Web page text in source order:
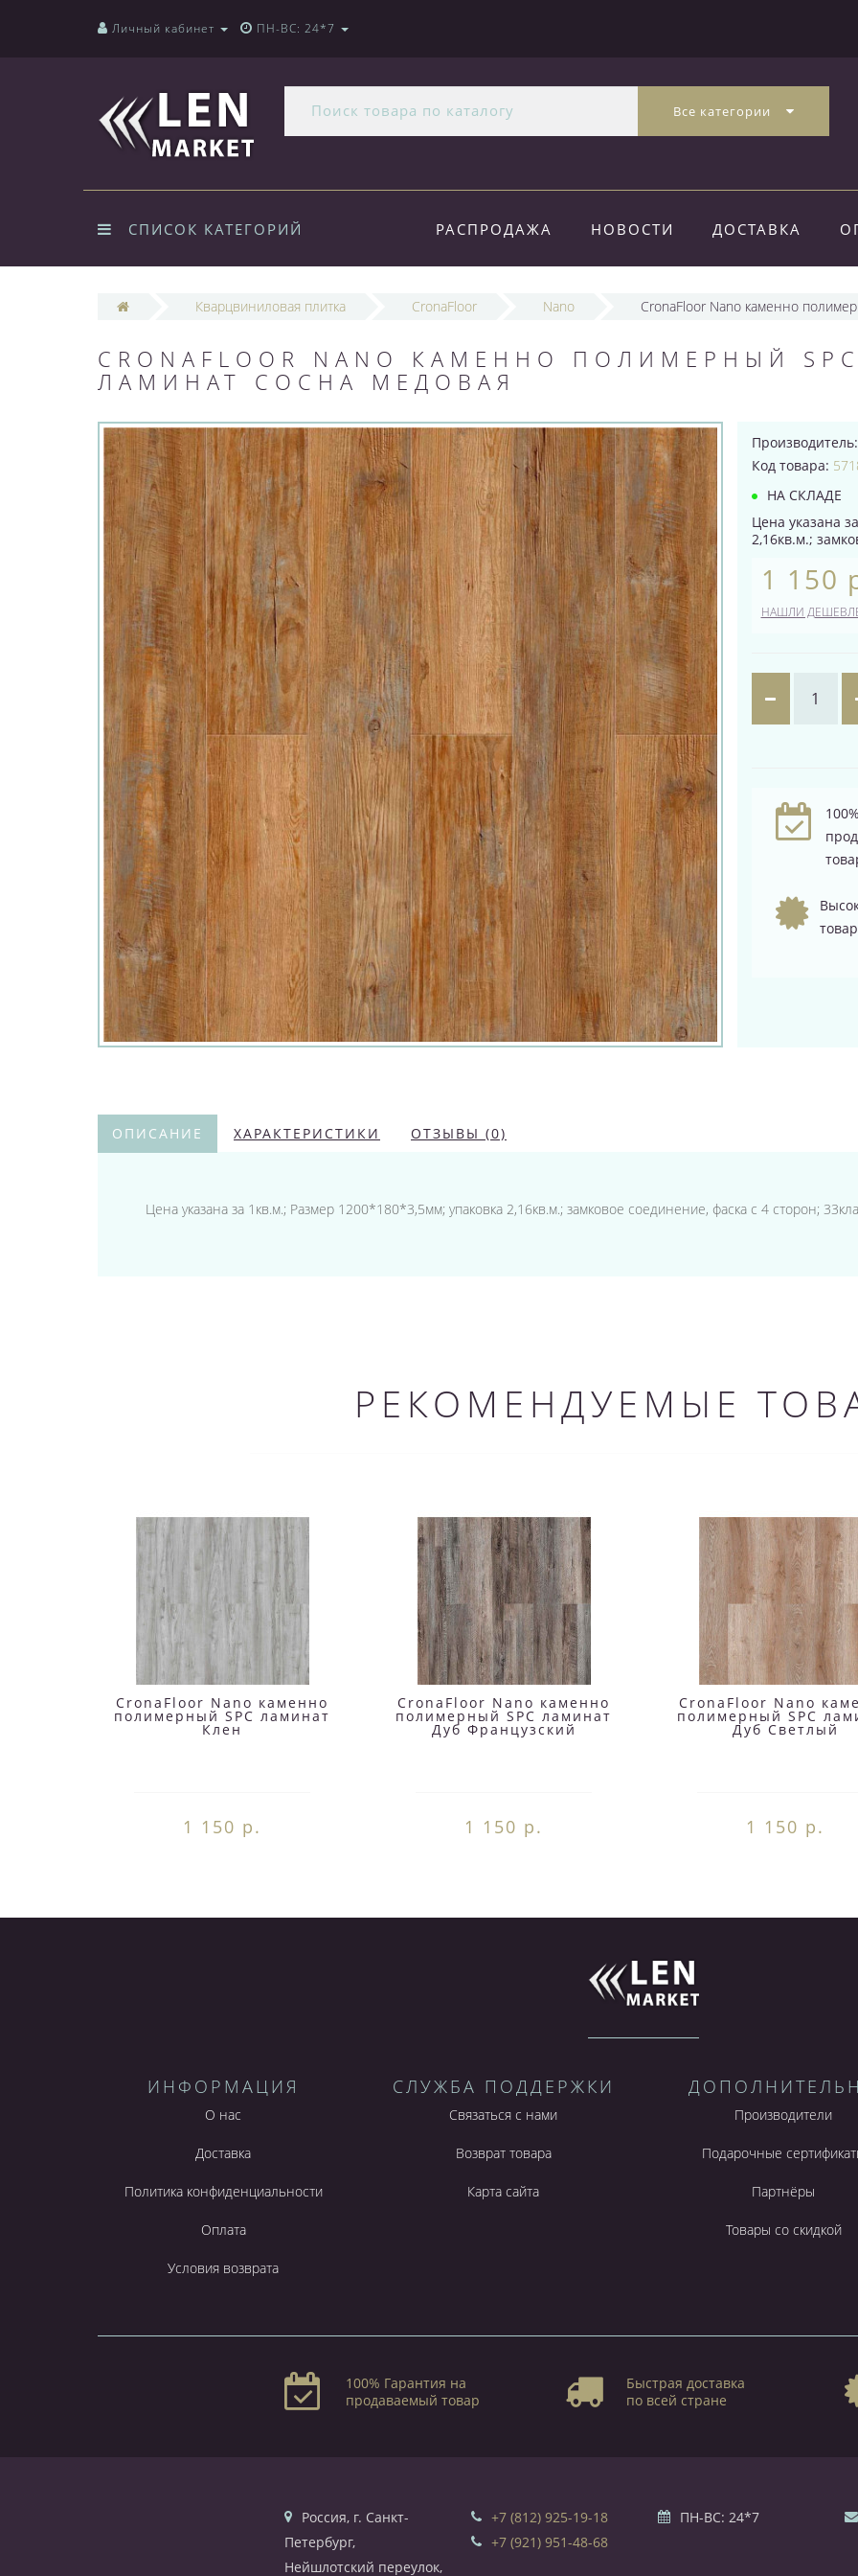
Личный кабинет ПН-ВС: 24*7
Все категории
СПИСОК КАТЕГОРИЙ РАСПРОДАЖА НОВОСТИ ДОСТАВКА
Кварцвиниловая плитка CronaFloor Nano CronaFloor Nano каменно
CRONAFLOOR NANO КАМЕННО ПОЛИМЕРНЫЙ SPC
ЛАМИНАТ СОСНА МЕДОВАЯ
Производитель:
Код товара:
НА СКЛАДЕ
Цена указана
2,16кв.м.;
1 150
НАШЛИ
ОПИСАНИЕ ХАРАКТЕРИСТИКИ ОТЗЫВЫ (0)
Цена указана за 1кв.м.; Размер 1200*180*3,5мм; упаковка 2,16кв.м.; замковое соединение, фаска с 4 сторон;
РЕКОМЕНДУЕМЫЕ
CronaFloor Nano каменно
полимерный SPC ламинат
Клен
1 150 р.
CronaFloor Nano каменно
полимерный SPC ламинат
Дуб Французский
1 150 р.
CronaFloor Nano
полимерный SPC
Дуб Светлый
1 150 р.
ИНФОРМАЦИЯ
О нас
Доставка
Политика конфиденциальности
Оплата
Условия возврата
СЛУЖБА ПОДДЕРЖКИ
Связаться с нами
Возврат товара
Карта сайта
Производители
Подарочные
Партнёры
Товары со скидкой
100% Гарантия на
продаваемый товар
Быстрая доставка
по всей стране
Россия, г. Санкт-
Петербург,
Нейшлотский переулок,
+7 (812) 925-19-18
+7 (921) 951-48-68
ПН-ВС: 24*7